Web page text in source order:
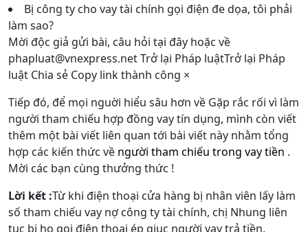
Bị công ty cho vay tài chính gọi điện đe dọa, tôi phải
làm sao?
Mời độc giả gửi bài, câu hỏi tại đây hoặc về
phapluat@vnexpress.netTrở lại Pháp luậtTrở lại Pháp
luật Chia sẻ Copy link thành công ×
Tiếp đó, để mọi nguời hiểu sâu hơn về Gặp rắc rối vì làm
người tham chiếu hợp đồng vay tín dụng, mình còn viết
thêm một bài viết liên quan tới bài viết này nhằm tổng
hợp các kiến thức về người tham chiếu trong vay tiền .
Mời các bạn cùng thưởng thức !
Lời kết :Từ khi điện thoại cửa hàng bị nhân viên lấy làm
số tham chiếu vay nợ công ty tài chính, chị Nhung liên
tục bị họ gọi điện thoại ép giục người vay trả tiền.